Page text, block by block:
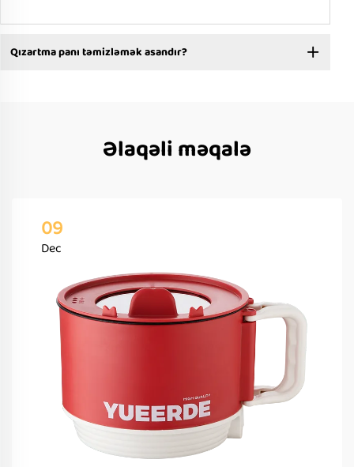
Qızartma panı təmizləmək asandır?
Əlaqəli məqalə
09
Dec